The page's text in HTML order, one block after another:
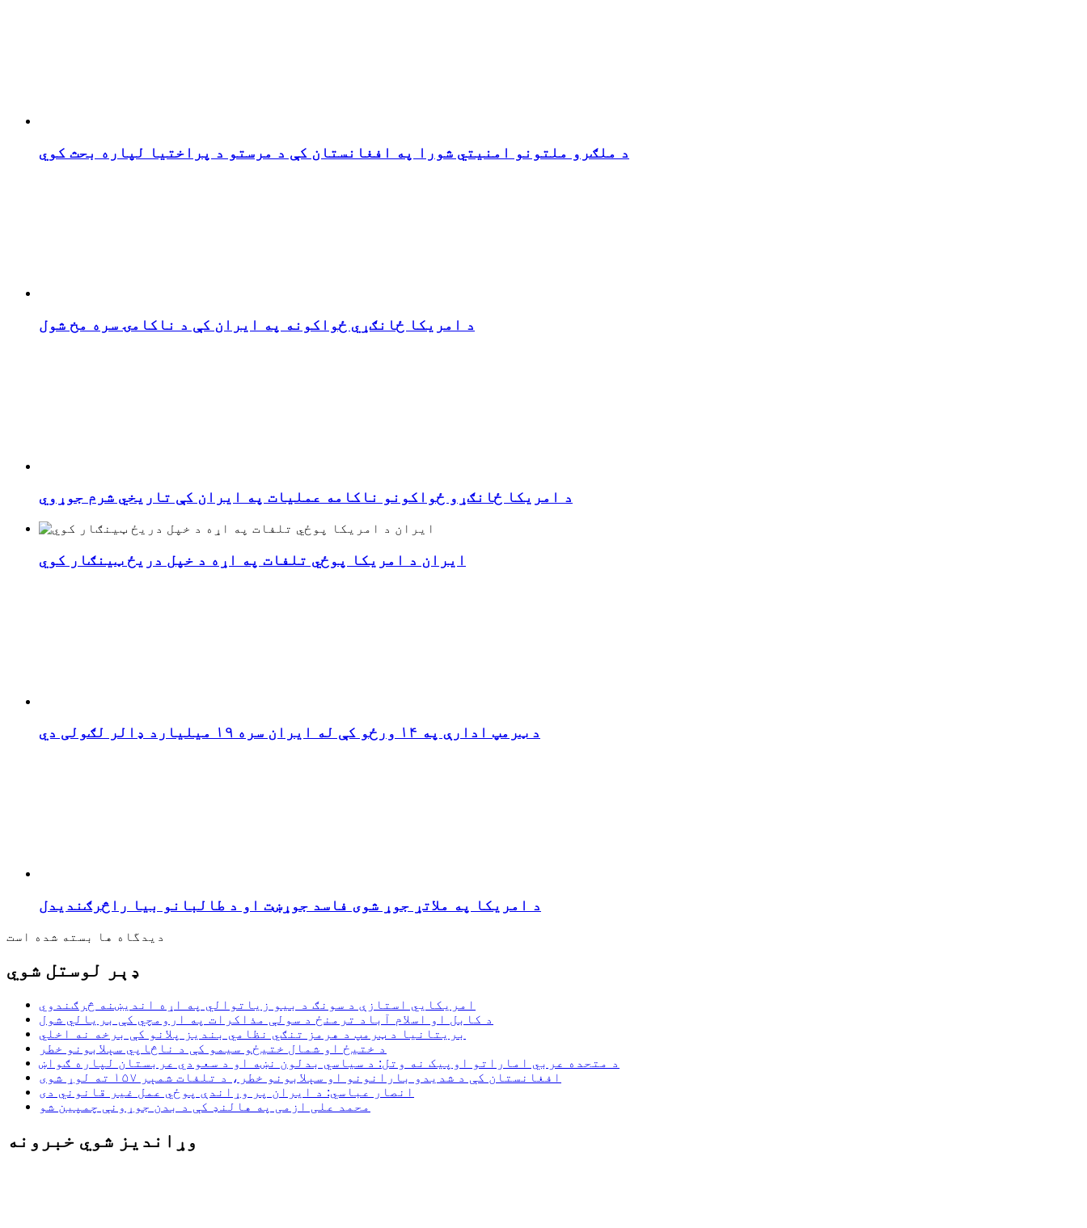
د ملګرو ملتونو امنیتي شورا په افغانستان کې د مرستو د پراختیا لپاره بحث کوي
د امریکا ځانګړي ځواکونه په ایران کې د ناکامۍ سره مخ شول
د امریکا ځانګړو ځواکونو ناکامه عملیات په ایران کې تاریخي شرم جوړوي
ایران د امریکا پوځي تلفات په اړه د خپل دریځ ټینګار کوي
د ټرمپ ادارې په ۱۴ ورځو کې له ایران سره ۱۹ میلیارد ډالر لګولی دي
د امریکا په ملاتړ جوړ شوی فاسد جوړښت او د طالبانو بیا راڅرګندیدل
دیدگاه ها بسته شده است
ډېر لوستل شوي
امریکايي استازې د سونګ د بیو زیاتوالي په اړه اندیښنه څرګندوي
د کابل او اسلام آباد ترمنځ د سولې مذاکرات په ارومچي کې بريالي شول
بریتانیا د ټرمپ د هرمز تنګي نظامي بندیز پلانو کې برخه نه اخلي
د ختیځ او شمال ختیځو سیمو کې د ناڅاپي سېلابونو خطر
د متحده عربي اماراتو اوپیک نه وتل: د سیاسي بدلون نښه او د سعودي عربستان لپاره ګواښ
افغانستان کې د شدیدو بارانونو او سېلابونو خطر، د تلفات شمېر ۱۵۷ ته لوړ شوی
انصار عباسي: د ایران پر وړاندې پوځي عمل غیر قانوني دی
محمد علی ازمی په هالنډ کې د بدن جوړونې چمپین شو
وړاندیز شوي خبرونه